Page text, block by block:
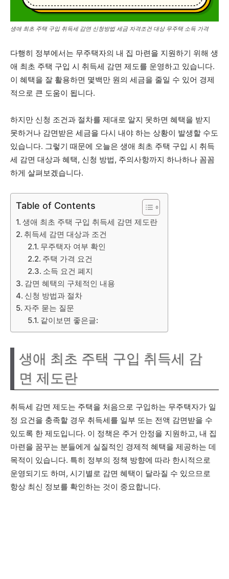
생애 최초 주택 구입 취득세 감면 신청방법 세금 자격조건 대상 무주택 소득 가격
다행히 정부에서는 무주택자의 내 집 마련을 지원하기 위해 생
애 최초 주택 구입 시 취득세 감면 제도를 운영하고 있습니다.
이 혜택을 잘 활용하면 몇백만 원의 세금을 줄일 수 있어 경제
적으로 큰 도움이 됩니다.
하지만 신청 조건과 절차를 제대로 알지 못하면 혜택을 받지
못하거나 감면받은 세금을 다시 내야 하는 상황이 발생할 수도
있습니다. 그렇기 때문에 오늘은 생애 최초 주택 구입 시 취득
세 감면 대상과 혜택, 신청 방법, 주의사항까지 하나하나 꼼꼼
하게 살펴보겠습니다.
Table of Contents
생애 최초 주택 구입 취득세 감면 제도란
취득세 감면 대상과 조건
무주택자 여부 확인
주택 가격 요건
소득 요건 폐지
감면 혜택의 구체적인 내용
신청 방법과 절차
자주 묻는 질문
같이보면 좋은글:
생애 최초 주택 구입 취득세 감
면 제도란
취득세 감면 제도는 주택을 처음으로 구입하는 무주택자가 일
정 요건을 충족할 경우 취득세를 일부 또는 전액 감면받을 수
있도록 한 제도입니다. 이 정책은 주거 안정을 지원하고, 내 집
마련을 꿈꾸는 분들에게 실질적인 경제적 혜택을 제공하는 데
목적이 있습니다. 특히 정부의 정책 방향에 따라 한시적으로
운영되기도 하며, 시기별로 감면 혜택이 달라질 수 있으므로
항상 최신 정보를 확인하는 것이 중요합니다.